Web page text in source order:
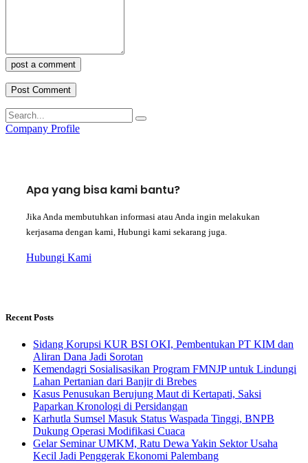
post a comment
Company Profile
Apa yang bisa kami bantu?
Jika Anda membutuhkan informasi atau Anda ingin melakukan
kerjasama dengan kami, Hubungi kami sekarang juga.
Hubungi Kami
Recent Posts
Sidang Korupsi KUR BSI OKI, Pembentukan PT KIM dan
Aliran Dana Jadi Sorotan
Kemendagri Sosialisasikan Program FMNJP untuk Lindungi
Lahan Pertanian dari Banjir di Brebes
Kasus Penusukan Berujung Maut di Kertapati, Saksi
Paparkan Kronologi di Persidangan
Karhutla Sumsel Masuk Status Waspada Tinggi, BNPB
Dukung Operasi Modifikasi Cuaca
Gelar Seminar UMKM, Ratu Dewa Yakin Sektor Usaha
Kecil Jadi Penggerak Ekonomi Palembang